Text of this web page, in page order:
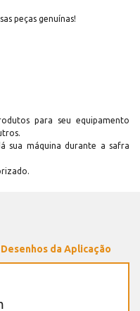
peças genuínas!
para seu equipamento
sua máquina durante a safra
Desenhos da Aplicação